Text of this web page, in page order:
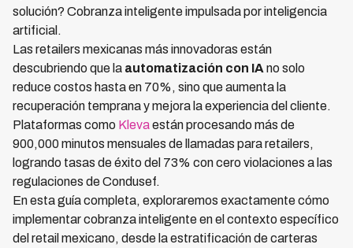
solución? Cobranza inteligente impulsada por inteligencia
artificial.
Las retailers mexicanas más innovadoras están
descubriendo que la automatización con IA no solo
reduce costos hasta en 70%, sino que aumenta la
recuperación temprana y mejora la experiencia del cliente.
Plataformas como Klevaestán procesando más de
900,000 minutos mensuales de llamadas para retailers,
logrando tasas de éxito del 73% con cero violaciones a las
regulaciones de Condusef.
En esta guía completa, exploraremos exactamente cómo
implementar cobranza inteligente en el contexto específico
del retail mexicano, desde la estratificación de carteras